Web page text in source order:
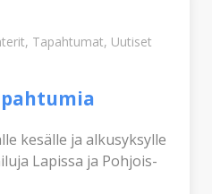
Tapahtumat, Uutiset
kesälle ja alkusyksylle
Lapissa ja Pohjois-